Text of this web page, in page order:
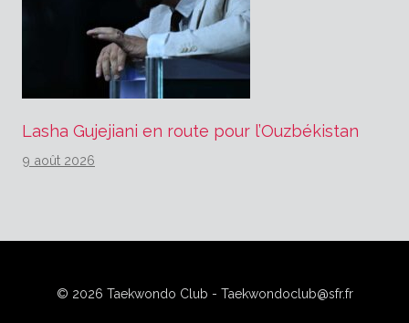
Lasha Gujejiani en route pour l’Ouzbékistan
9 août 2026
© 2026 Taekwondo Club - Taekwondoclub@sfr.fr